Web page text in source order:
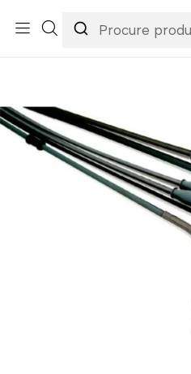
Acessórios & Personalização
Cabo de Acelerador